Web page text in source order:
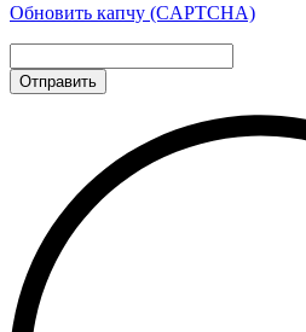
Обновить капчу (CAPTCHA)
Отправить